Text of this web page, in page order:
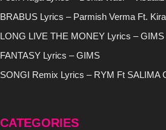
BRABUS Lyrics – Parmish Verma Ft.
LONG LIVE THE MONEY Lyrics –
FANTASY Lyrics – GIMS
SONGI Remix Lyrics – RYM Ft SALIMA
CATEGORIES